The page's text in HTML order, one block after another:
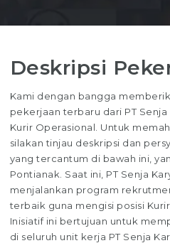
Deskripsi
Kami dengan bangga
pekerjaan terbaru dari PT
Kurir Operasional. Untuk
silakan tinjau deskripsi dan
yang tercantum di bawah ini,
Pontianak. Saat ini, PT Senja
menjalankan program
terbaik guna mengisi posisi
Inisiatif ini bertujuan untuk
di seluruh unit kerja PT Senja